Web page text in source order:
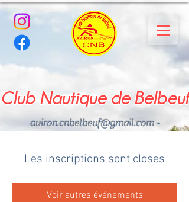
Club Nautique de Belbeuf
aviron.cnbelbeuf@gmail.com-
Les inscriptions sont closes
Voir autres événements